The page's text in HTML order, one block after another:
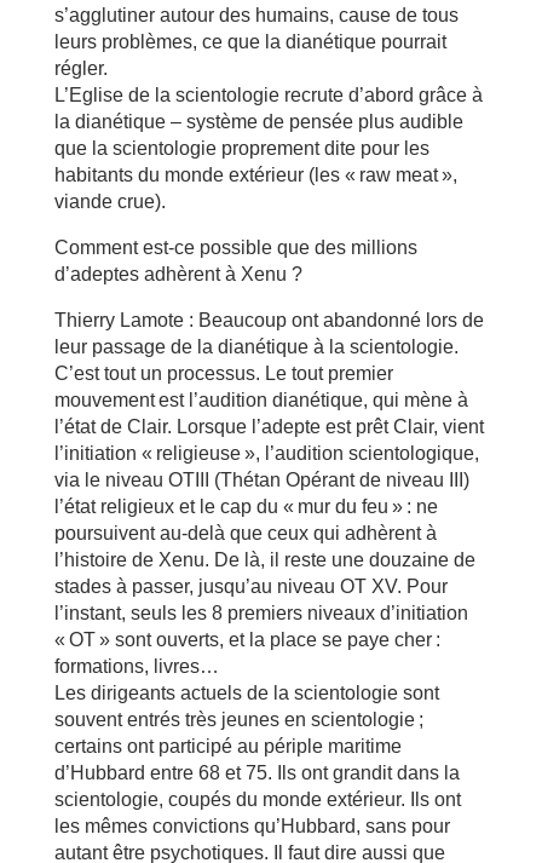
s’agglutiner autour des humains, cause de tous
leurs problèmes, ce que la dianétique pourrait
régler.
L’Eglise de la scientologie recrute d’abord grâce à
la dianétique – système de pensée plus audible
que la scientologie proprement dite pour les
habitants du monde extérieur (les « raw meat »,
viande crue).
Comment est-ce possible que des millions
d’adeptes adhèrent à Xenu ?
Thierry Lamote : Beaucoup ont abandonné lors de
leur passage de la dianétique à la scientologie.
C’est tout un processus. Le tout premier
mouvement est l’audition dianétique, qui mène à
l’état de Clair. Lorsque l’adepte est prêt Clair, vient
l’initiation « religieuse », l’audition scientologique,
via le niveau OTIII (Thétan Opérant de niveau III)
l’état religieux et le cap du « mur du feu » : ne
poursuivent au-delà que ceux qui adhèrent à
l’histoire de Xenu. De là, il reste une douzaine de
stades à passer, jusqu’au niveau OT XV. Pour
l’instant, seuls les 8 premiers niveaux d’initiation
« OT » sont ouverts, et la place se paye cher :
formations, livres…
Les dirigeants actuels de la scientologie sont
souvent entrés très jeunes en scientologie ;
certains ont participé au périple maritime
d’Hubbard entre 68 et 75. Ils ont grandit dans la
scientologie, coupés du monde extérieur. Ils ont
les mêmes convictions qu’Hubbard, sans pour
autant être psychotiques. Il faut dire aussi que